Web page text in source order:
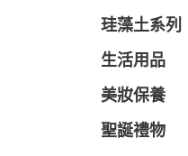
珪藻土系列
生活用品
美妝保養
聖誕禮物